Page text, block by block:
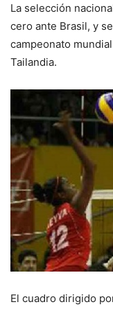
La selección
cero ante Brasil, y
campeonato
Tailandia.
El cuadro dirigido